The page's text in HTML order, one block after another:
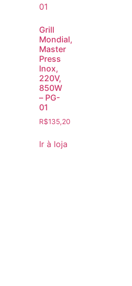
Grill
Mondial,
Master
Press
Inox,
220V,
850W
– PG-
01
R$135,20
Ir à loja